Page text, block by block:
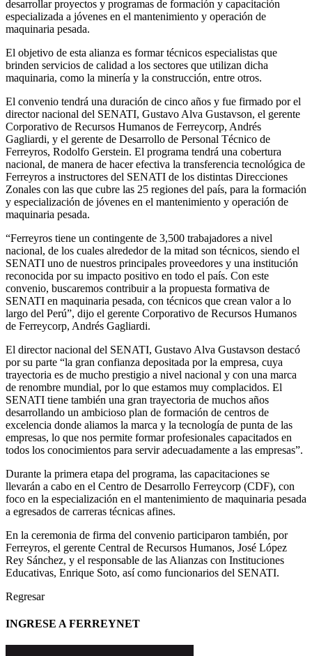
desarrollar proyectos y programas de formación y capacitación
especializada a jóvenes en el mantenimiento y operación de
maquinaria pesada.
El objetivo de esta alianza es formar técnicos especialistas que
brinden servicios de calidad a los sectores que utilizan dicha
maquinaria, como la minería y la construcción, entre otros.
El convenio tendrá una duración de cinco años y fue firmado por el
director nacional del SENATI, Gustavo Alva Gustavson, el gerente
Corporativo de Recursos Humanos de Ferreycorp, Andrés
Gagliardi, y el gerente de Desarrollo de Personal Técnico de
Ferreyros, Rodolfo Gerstein. El programa tendrá una cobertura
nacional, de manera de hacer efectiva la transferencia tecnológica de
Ferreyros a instructores del SENATI de los distintas Direcciones
Zonales con las que cubre las 25 regiones del país, para la formación
y especialización de jóvenes en el mantenimiento y operación de
maquinaria pesada.
“Ferreyros tiene un contingente de 3,500 trabajadores a nivel
nacional, de los cuales alrededor de la mitad son técnicos, siendo el
SENATI uno de nuestros principales proveedores y una institución
reconocida por su impacto positivo en todo el país. Con este
convenio, buscaremos contribuir a la propuesta formativa de
SENATI en maquinaria pesada, con técnicos que crean valor a lo
largo del Perú”, dijo el gerente Corporativo de Recursos Humanos
de Ferreycorp, Andrés Gagliardi.
El director nacional del SENATI, Gustavo Alva Gustavson destacó
por su parte “la gran confianza depositada por la empresa, cuya
trayectoria es de mucho prestigio a nivel nacional y con una marca
de renombre mundial, por lo que estamos muy complacidos. El
SENATI tiene también una gran trayectoria de muchos años
desarrollando un ambicioso plan de formación de centros de
excelencia donde aliamos la marca y la tecnología de punta de las
empresas, lo que nos permite formar profesionales capacitados en
todos los conocimientos para servir adecuadamente a las empresas”.
Durante la primera etapa del programa, las capacitaciones se
llevarán a cabo en el Centro de Desarrollo Ferreycorp (CDF), con
foco en la especialización en el mantenimiento de maquinaria pesada
a egresados de carreras técnicas afines.
En la ceremonia de firma del convenio participaron también, por
Ferreyros, el gerente Central de Recursos Humanos, José López
Rey Sánchez, y el responsable de las Alianzas con Instituciones
Educativas, Enrique Soto, así como funcionarios del SENATI.
Regresar
INGRESE A FERREYNET